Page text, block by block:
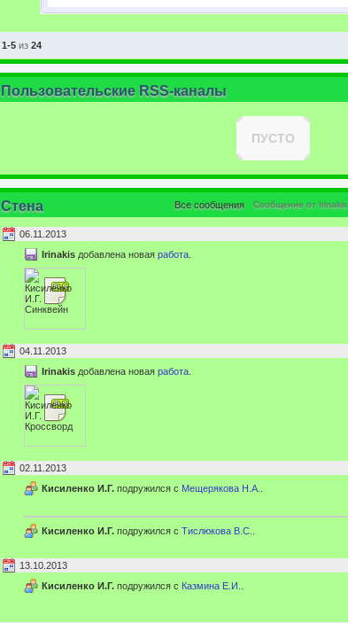
1-5 из 24
Пользовательские RSS-каналы
ПУСТО
Стена Все сообщения Сообщение от Irinakis
06.11.2013
Irinakis добавлена новая работа
04.11.2013
Irinakis добавлена новая работа
02.11.2013
Кисиленко И.Г. подружился с Мещерякова Н.А.
Кисиленко И.Г. подружился с Тислюкова В.С.
13.10.2013
Кисиленко И.Г. подружился с Казмина Е.И.